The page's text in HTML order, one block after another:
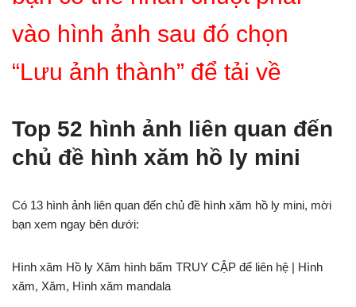
vào hình ảnh sau đó chọn
“Lưu ảnh thành” để tải về
Top 52 hình ảnh liên quan đến
chủ đề hình xăm hồ ly mini
Có 13 hình ảnh liên quan đến chủ đề hình xăm hồ ly mini, mời
bạn xem ngay bên dưới:
Hình xăm Hồ ly Xăm hình bấm TRUY CẬP để liên hệ | Hình
xăm, Xăm, Hình xăm mandala